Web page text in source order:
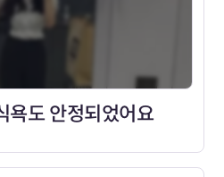
욕도 안정되었어요